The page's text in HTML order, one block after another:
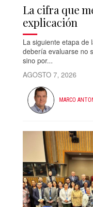
La cifra que
explicación
La siguiente etapa de
debería evaluarse no
sino por...
AGOSTO 7, 2026
MARCO